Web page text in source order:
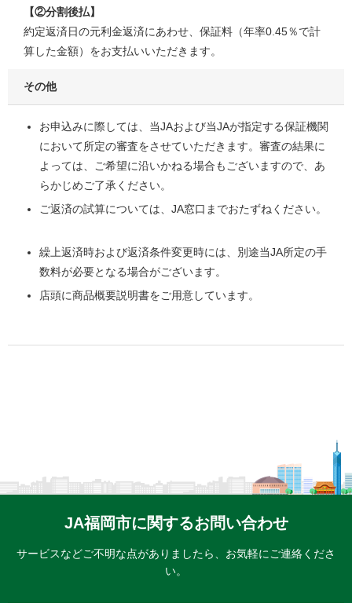
【②分割後払】
約定返済日の元利金返済にあわせ、保証料（年率0.45％で計
算した金額）をお支払いいただきます。
その他
お申込みに際しては、当JAおよび当JAが指定する保証機関
において所定の審査をさせていただきます。審査の結果に
よっては、ご希望に沿いかねる場合もございますので、あ
らかじめご了承ください。
ご返済の試算については、JA窓口までおたずねください。
繰上返済時および返済条件変更時には、別途当JA所定の手
数料が必要となる場合がございます。
店頭に商品概要説明書をご用意しています。
JA福岡市に関するお問い合わせ
サービスなどご不明な点がありましたら、 お気軽にご連絡くださ
い。